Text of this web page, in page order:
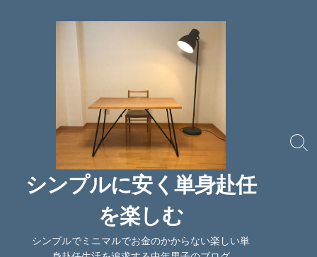
シンプルに安く単身赴任
を楽しむ
シンプルでミニマルでお金のかからない楽しい単
検